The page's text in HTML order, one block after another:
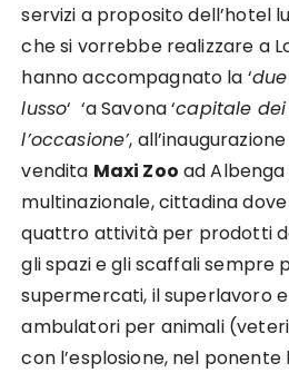
servizi a proposito dell’hotel
che si vorrebbe realizzare a
hanno accompagnato la ‘
lusso‘ ‘a Savona ‘capitale
l’occasione’,
vendita Maxi Zoo ad
multinazionale, cittadina
quattro attività per prodotti
gli spazi e gli scaffali sempre
supermercati, il superlavoro
ambulatori per animali
con l’esplosione, nel